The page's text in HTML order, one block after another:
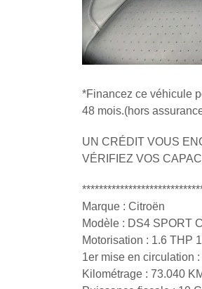
*Financez ce véhicule
48 mois.(hors
UN CRÉDIT VOUS
VÉRIFIEZ VOS
Marque : Citroën
Modèle : DS4 SPORT
Motorisation : 1.6 THP
1er mise en circulation
Kilométrage : 73.040